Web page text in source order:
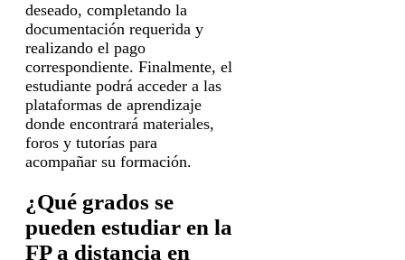
deseado, completando la
documentación requerida y
realizando el pago
correspondiente. Finalmente, el
estudiante podrá acceder a las
plataformas de aprendizaje
donde encontrará materiales,
foros y tutorías para
acompañar su formación.
¿Qué grados se
pueden estudiar en la
FP a distancia en